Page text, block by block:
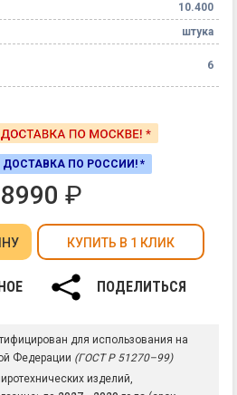
10.400
штука
6
ДОСТАВКА ПО РОССИИ! *
₽
КУПИТЬ В 1 КЛИК
ПОДЕЛИТЬСЯ
для использования на
Федерации (ГОСТ Р 51270–99)
изделий,